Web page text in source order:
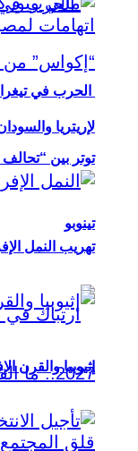
توتر بين
تينوبو
الحرب في
لإريتريا
تهريب النمل
إثيوبيا والقرن